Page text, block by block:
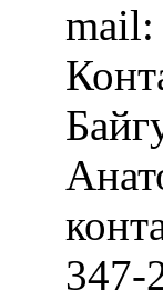
mail:
347-